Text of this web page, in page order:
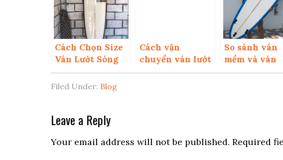
Cách Chọn Size
Ván Lướt Sóng
Phù Hợp Với Bạn
Cách vận
chuyển ván lướt
sóng đi lướt?
So sánh ván
mềm và ván
cứng
Filed Under: Blog
Reader
Interactions
Leave a Reply
Your email address will not be published. Required